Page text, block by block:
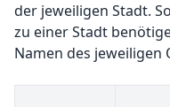
der jeweiligen Stadt.
zu einer Stadt
Namen des jeweiligen